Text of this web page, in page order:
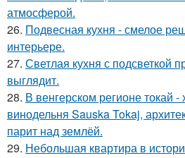
атмосферой.
26. Подвесная кухня - смелое
интерьере.
27. Светлая кухня с подсветкой
выглядит.
28. В венгерском регионе токай
винодельня Sauska Tokaj,
парит над землёй.
29. Небольшая квартира в